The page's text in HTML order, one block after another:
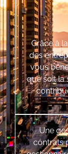
Grâce à
des
vous
que soit la
Une
contrats